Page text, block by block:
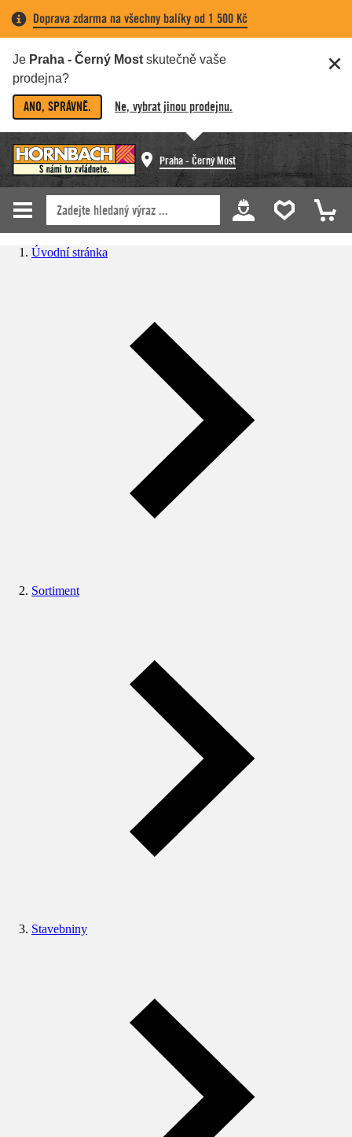
Doprava zdarma na všechny balíky od 1 500 Kč
Je Praha - Černý Most skutečně vaše
prodejna?
ANO, SPRÁVNĚ. Ne, vybrat jinou prodejnu.
Praha - Černý Most
Úvodní stránka
Sortiment
Stavebniny